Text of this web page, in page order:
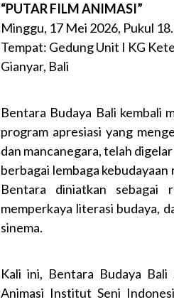
“PUTAR FILM ANIMASI”
Minggu, 17 Mei 2026, Pukul
Tempat: Gedung Unit I KG
Gianyar, Bali
Bentara Budaya Bali kembali
program apresiasi yang
dan mancanegara, telah
berbagai lembaga
Bentara diniatkan sebagai
memperkaya literasi budaya,
sinema.
Kali ini, Bentara Budaya Bali
Animasi Institut Seni